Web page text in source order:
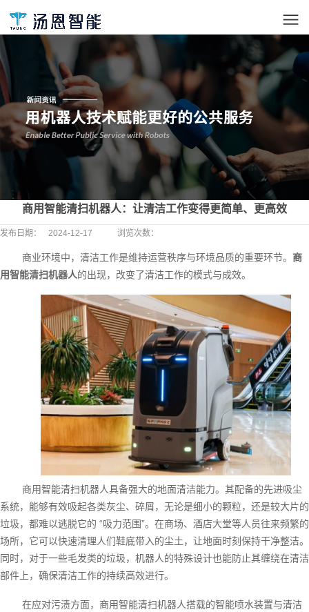
商用智能清扫机器人：让清洁工作变得更简单、更高效
发布日期： 2024-12-17 浏览次数：
商业环境中，清洁工作是维持运营秩序与环境品质的重要环节。 商
用智能清扫机器人的出现，改变了清洁工作的模式与成效。
商用智能清扫机器人具备强大的地面清洁能力。其配备的先进吸尘
系统，能够有效吸起各类灰尘、碎屑，无论是细小的颗粒，还是较大片的
垃圾，都难以逃脱它的 “吸力范围”。在商场、酒店大堂等人员往来频繁的
场所，它可以快速清理人们鞋底带入的尘土，让地面时刻保持干净整洁。
同时，对于一些毛发类的垃圾，机器人的特殊设计也能防止其缠绕在清洁
部件上，确保清洁工作的持续高效进行。
在应对污渍方面，商用智能清扫机器人搭载的智能喷水装置与清洁